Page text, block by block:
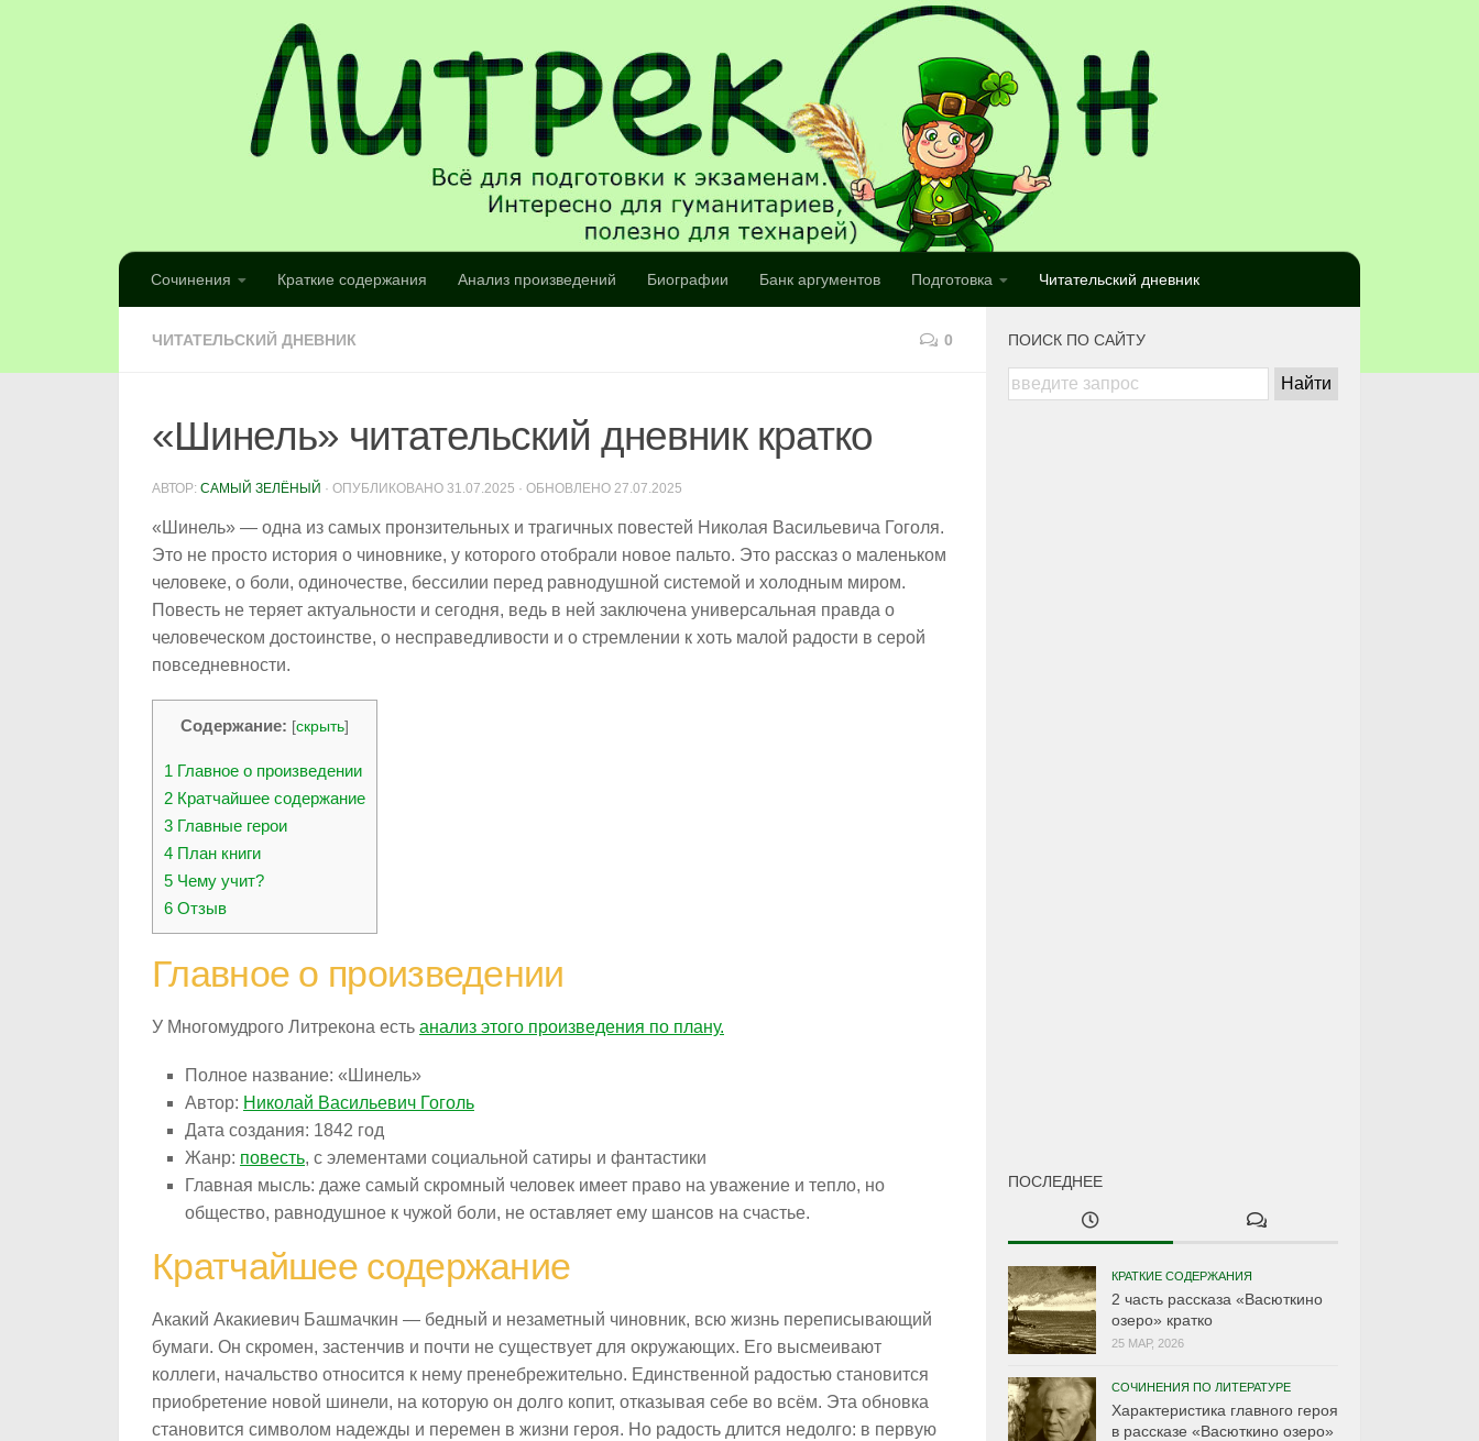
Сочинения Краткие содержания Анализ произведений Биографии Банк аргументов Подготовка Читательский дневник
ЧИТАТЕЛЬСКИЙ ДНЕВНИК 0
«Шинель» читательский дневник кратко
АВТОР: САМЫЙ ЗЕЛЁНЫЙ · ОПУБЛИКОВАНО 31.07.2025 · ОБНОВЛЕНО 27.07.2025
«Шинель» — одна из самых пронзительных и трагичных повестей Николая Васильевича Гоголя.
Это не просто история о чиновнике, у которого отобрали новое пальто. Это рассказ о маленьком
человеке, о боли, одиночестве, бессилии перед равнодушной системой и холодным миром.
Повесть не теряет актуальности и сегодня, ведь в ней заключена универсальная правда о
человеческом достоинстве, о несправедливости и о стремлении к хоть малой радости в серой
повседневности.
Содержание: [скрыть]
1 Главное о произведении
2 Кратчайшее содержание
3 Главные герои
4 План книги
5 Чему учит?
6 Отзыв
Главное о произведении
У Многомудрого Литрекона есть анализ этого произведения по плану.
Полное название: «Шинель»
Автор: Николай Васильевич Гоголь
Дата создания: 1842 год
Жанр: повесть, с элементами социальной сатиры и фантастики
Главная мысль: даже самый скромный человек имеет право на уважение и тепло, но
общество, равнодушное к чужой боли, не оставляет ему шансов на счастье.
Кратчайшее содержание
Акакий Акакиевич Башмачкин — бедный и незаметный чиновник, всю жизнь переписывающий
бумаги. Он скромен, застенчив и почти не существует для окружающих. Его высмеивают
коллеги, начальство относится к нему пренебрежительно. Единственной радостью становится
приобретение новой шинели, на которую он долго копит, отказывая себе во всём. Эта обновка
становится символом надежды и перемен в жизни героя. Но радость длится недолго: в первую
ПОИСК ПО САЙТУ
ПОСЛЕДНЕЕ
КРАТКИЕ СОДЕРЖАНИЯ
2 часть рассказа «Васюткино
озеро» кратко
25 МАР, 2026
СОЧИНЕНИЯ ПО ЛИТЕРАТУРЕ
Характеристика главного героя
в рассказе «Васюткино озеро»